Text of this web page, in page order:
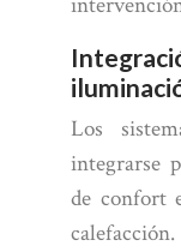
Los
integrarse
de confort